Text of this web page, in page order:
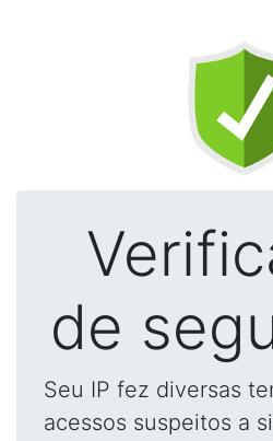
de
Seu IP fez diversas
acessos suspeitos a